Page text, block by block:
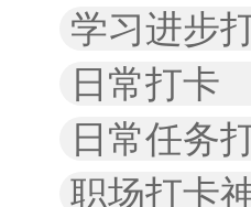
学习进步
日常打卡
日常任务
职场打卡